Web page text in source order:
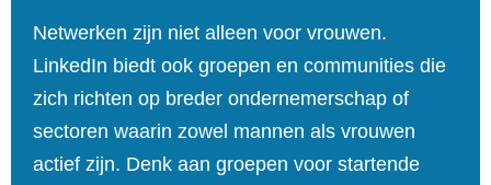
Netwerken zijn niet alleen voor vrouwen.
LinkedIn biedt ook groepen en communities die
zich richten op breder ondernemerschap of
sectoren waarin zowel mannen als vrouwen
actief zijn. Denk aan groepen voor startende